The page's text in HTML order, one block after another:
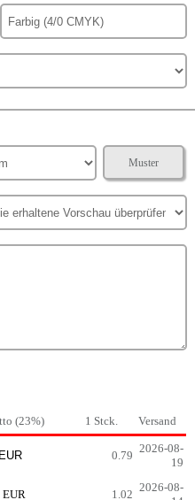
Muster
(23%) 1 Stck. Versand
0.79
2026-08-
19
EUR 1.02
2026-08-